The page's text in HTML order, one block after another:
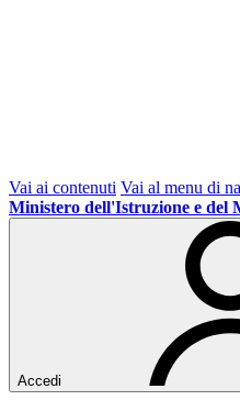
Vai ai contenuti Vai al menu di
Ministero dell'Istruzione e del
Accedi